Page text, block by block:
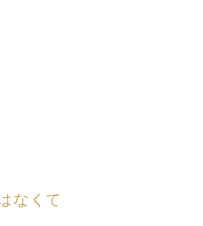
なくて